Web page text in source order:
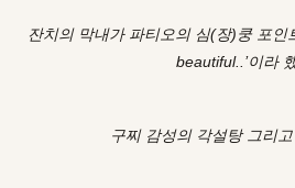
잔치의 막내가 파티오의 심(장)쿵 포인
beautiful..’이라
구찌 감성의 각설탕 그리